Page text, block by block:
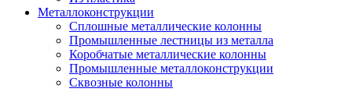
Металлоконструкции
Сплошные металлические колонны
Промышленные лестницы из металла
Коробчатые металлические колонны
Промышленные металлоконструкции
Сквозные колонны